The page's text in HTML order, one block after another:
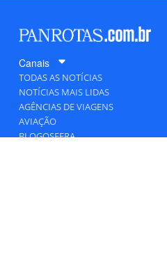
Canais
TODAS AS NOTÍCIAS
NOTÍCIAS MAIS LIDAS
AGÊNCIAS DE VIAGENS
AVIAÇÃO
BLOGOSFERA